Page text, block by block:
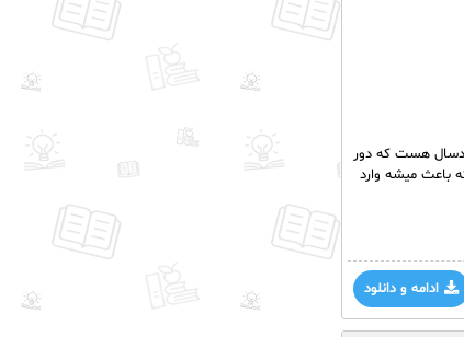
باعث میشه وارد
ادامه و دانلود